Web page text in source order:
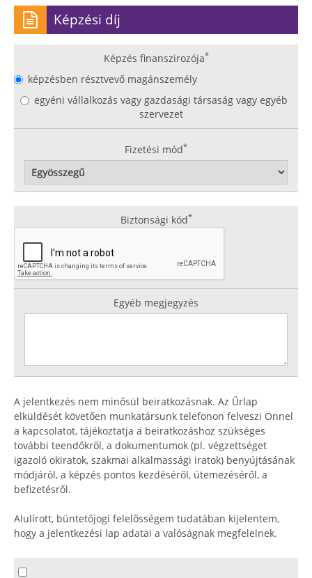
Képzési díj
Képzés finanszirozója*
képzésben résztvevő magánszemély
egyéni vállalkozás vagy gazdasági társaság vagy egyéb
szervezet
Fizetési mód*
Biztonsági kód*
Egyéb megjegyzés
A jelentkezés nem minősül beiratkozásnak. Az Űrlap
elküldését követően munkatársunk telefonon felveszi Önnel
a kapcsolatot, tájékoztatja a beiratkozáshoz szükséges
további teendőkről, a dokumentumok (pl. végzettséget
igazoló okiratok, szakmai alkalmassági iratok) benyújtásának
módjáról, a képzés pontos kezdéséről, ütemezéséről, a
befizetésről.
Alulírott, büntetőjogi felelősségem tudatában kijelentem,
hogy a jelentkezési lap adatai a valóságnak megfelelnek.